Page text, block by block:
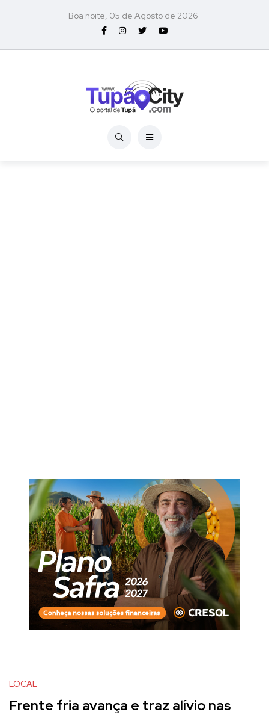
Boa noite, 05 de Agosto de 2026
LOCAL
Frente fria avança e traz alívio nas